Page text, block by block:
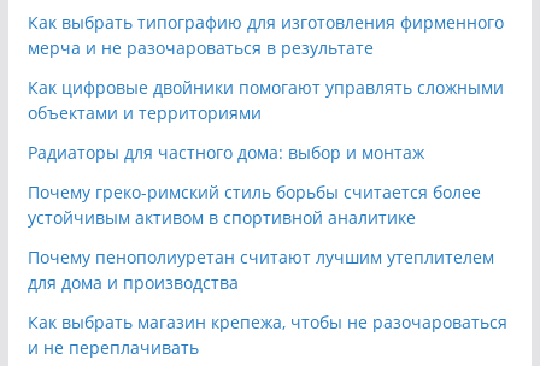
Как выбрать типографию для изготовления фирменного
мерча и не разочароваться в результате
Как цифровые двойники помогают управлять сложными
объектами и территориями
Радиаторы для частного дома: выбор и монтаж
Почему греко-римский стиль борьбы считается более
устойчивым активом в спортивной аналитике
Почему пенополиуретан считают лучшим утеплителем
для дома и производства
Как выбрать магазин крепежа, чтобы не разочароваться
и не переплачивать